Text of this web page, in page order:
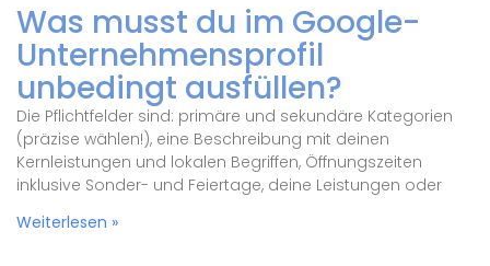
Was musst du im Google-
Unternehmensprofil
unbedingt ausfüllen?
Die Pflichtfelder sind: primäre und sekundäre Kategorien
(präzise wählen!), eine Beschreibung mit deinen
Kernleistungen und lokalen Begriffen, Öffnungszeiten
inklusive Sonder- und Feiertage, deine Leistungen oder
Weiterlesen »